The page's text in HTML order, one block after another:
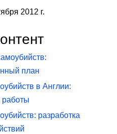
2012 г.
план
в Англии:
работы
разработка